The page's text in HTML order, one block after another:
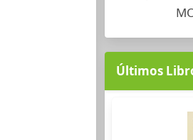
Últimos